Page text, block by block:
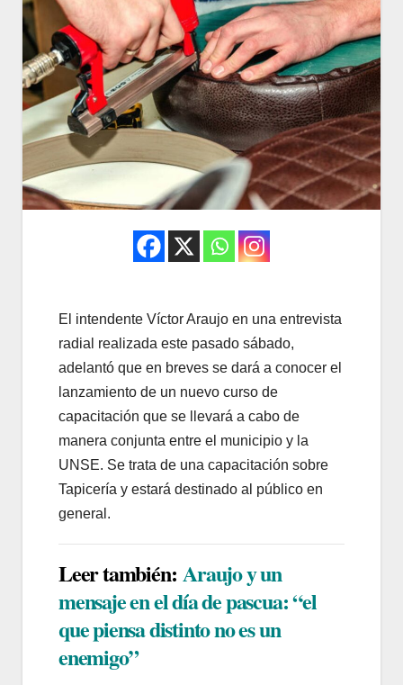
El intendente Víctor Araujo en una entrevista
radial realizada este pasado sábado,
adelantó que en breves se dará a conocer el
lanzamiento de un nuevo curso de
capacitación que se llevará a cabo de
manera conjunta entre el municipio y la
UNSE. Se trata de una capacitación sobre
Tapicería y estará destinado al público en
general.
Leer también:Araujo y un
mensaje en el día de pascua: “el
que piensa distinto no es un
enemigo”